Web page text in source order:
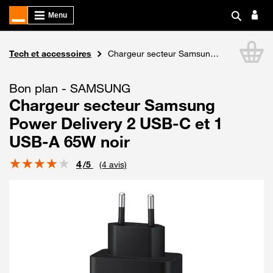
Boutique Orange
Tech et accessoires Chargeur secteur Samsung Power Delivery 2 USB-C et 1 USB-A 65W noir
Bon plan - SAMSUNG
Chargeur secteur Samsung
Power Delivery 2 USB-C et 1
USB-A 65W noir
Note
4/5 (4 avis)